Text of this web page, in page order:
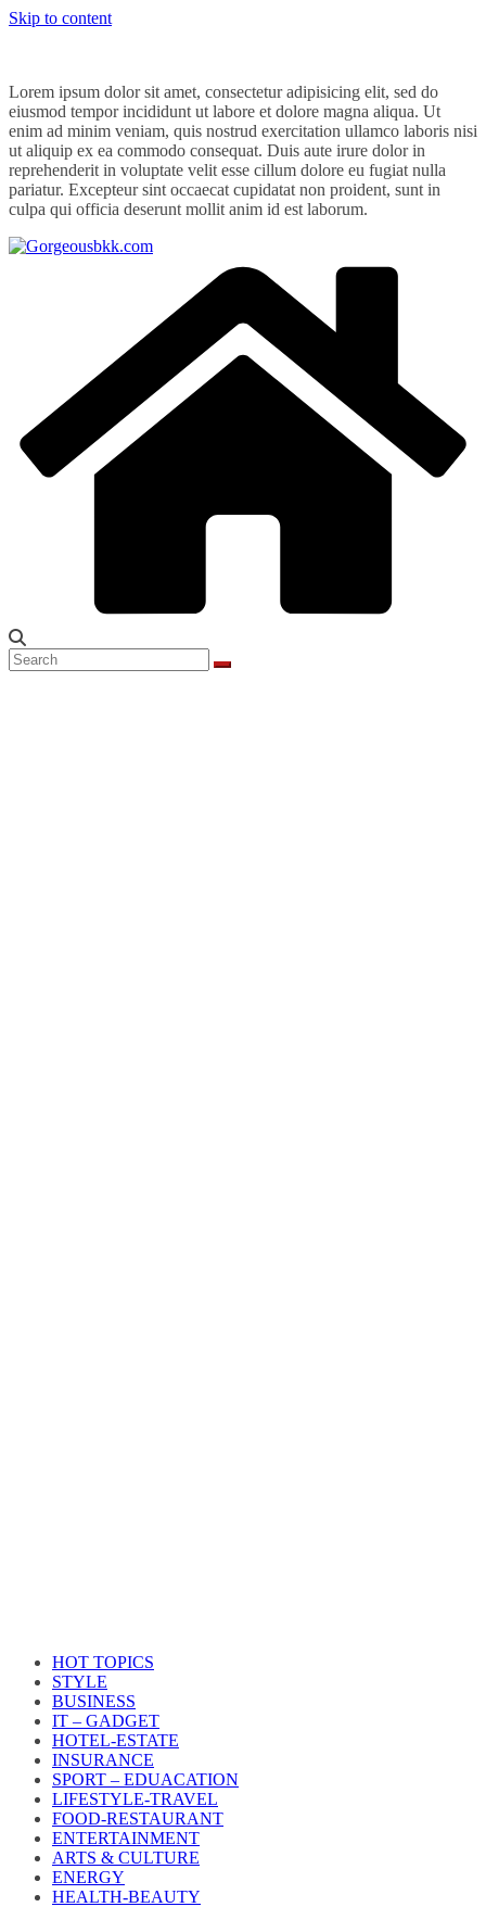
Skip to content
Lorem ipsum dolor sit amet, consectetur adipisicing elit, sed do
eiusmod tempor incididunt ut labore et dolore magna aliqua. Ut
enim ad minim veniam, quis nostrud exercitation ullamco laboris nisi
ut aliquip ex ea commodo consequat. Duis aute irure dolor in
reprehenderit in voluptate velit esse cillum dolore eu fugiat nulla
pariatur. Excepteur sint occaecat cupidatat non proident, sunt in
culpa qui officia deserunt mollit anim id est laborum.
HOT TOPICS
STYLE
BUSINESS
IT – GADGET
HOTEL-ESTATE
INSURANCE
SPORT – EDUACATION
LIFESTYLE​-TRAVEL​
FOOD-RESTAURANT
ENTERTAINMENT
ARTS & CULTURE
ENERGY
HEALTH​-BEAUTY